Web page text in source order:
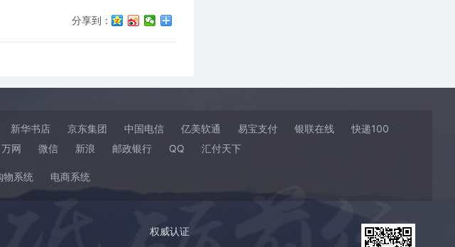
分享到：
新华书店 京东集团 中国电信 亿美软通 易宝支付 银联在线
快递100
万网 微信 新浪 邮政银行 QQ 汇付天下
物系统 电商系统
权威认证